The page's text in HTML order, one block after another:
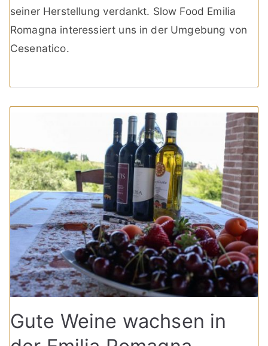
seiner Herstellung verdankt. Slow Food Emilia
Romagna interessiert uns in der Umgebung von
Cesenatico.
Gute Weine wachsen in